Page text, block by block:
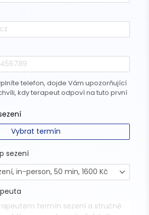
telefon, dojde Vám upozorňující
kdy terapeut odpoví na tuto první
Vybrat termín
sezení
in-person, 50 min, 1600 Kč